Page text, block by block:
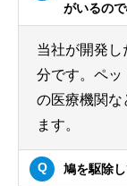
がいるので
当社が開発
分です。ペッ
の医療機関な
ます。
鳩を駆除